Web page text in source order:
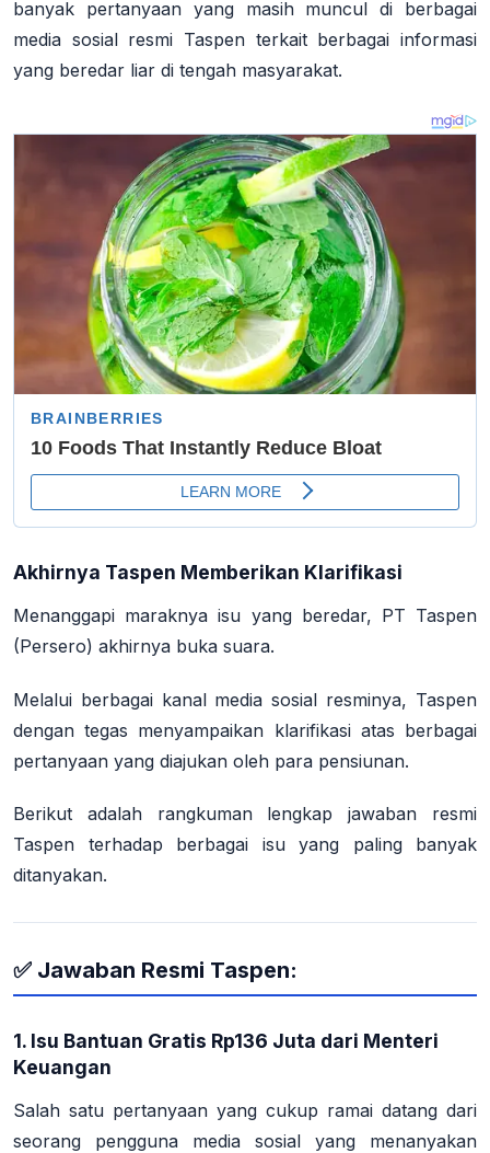
banyak pertanyaan yang masih muncul di berbagai
media sosial resmi Taspen terkait berbagai informasi
yang beredar liar di tengah masyarakat.
Akhirnya Taspen Memberikan Klarifikasi
Menanggapi maraknya isu yang beredar, PT Taspen
(Persero) akhirnya buka suara.
Melalui berbagai kanal media sosial resminya, Taspen
dengan tegas menyampaikan klarifikasi atas berbagai
pertanyaan yang diajukan oleh para pensiunan.
Berikut adalah rangkuman lengkap jawaban resmi
Taspen terhadap berbagai isu yang paling banyak
ditanyakan.
✅ Jawaban Resmi Taspen:
1. Isu Bantuan Gratis Rp136 Juta dari Menteri
Keuangan
Salah satu pertanyaan yang cukup ramai datang dari
seorang pengguna media sosial yang menanyakan